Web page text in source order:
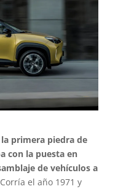
primera piedra de
con la puesta en
de vehículos a
el año 1971 y